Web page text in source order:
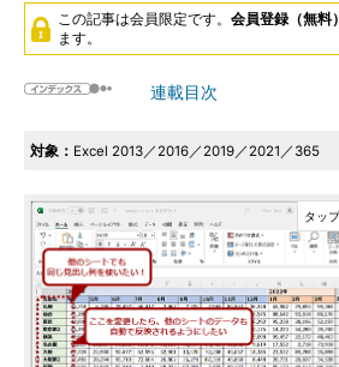
この記事は会員限定です。 会員登録（無料）
ます。
連載目次
対象： Excel 2013／2016／2019／2021／365